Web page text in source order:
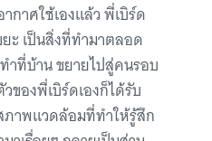
กาศใช้เองแล้ว พี่เบิร์ด
ะ เป็นสิ่งที่ทำมาตลอด
ำที่บ้าน ขยายไปสู่คนรอบ
ของพี่เบิร์ดเองก็ได้รับ
ภาพแวดล้อมที่ทำให้รู้สึก